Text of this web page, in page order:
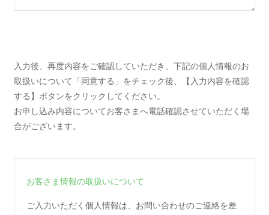
入力後、再度内容をご確認していただき、下記の個人情報のお
取扱いについて「同意する」をチェック後、【入力内容を確認
する】ボタンをクリックしてください。
お申し込み内容についてお客さまへ電話確認させていただく場
合がございます。
お客さま情報の取扱いについて
ご入力いただく個人情報は、お問い合わせのご連絡を差